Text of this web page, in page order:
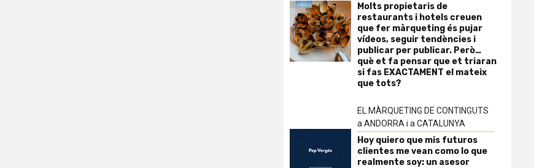
Molts propietaris de
restaurants i hotels creuen
que fer màrqueting és pujar
vídeos, seguir tendències i
publicar per publicar. Però…
què et fa pensar que et triaran
si fas EXACTAMENT el mateix
que tots?
EL MÀRQUETING DE CONTINGUTS
a ANDORRA i a CATALUNYA
Hoy quiero que mis futuros
clientes me vean como lo que
realmente soy: un asesor